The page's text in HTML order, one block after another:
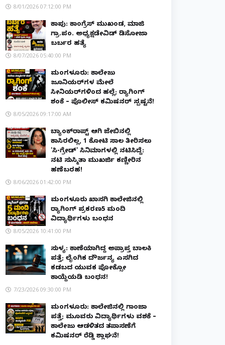
8/01/2026 07:12:00 PM
ಕಾಪು: ಕಾಂಗ್ರೆಸ್ ಮುಖಂಡ, ಮಾಜಿ
ಗ್ರಾ.ಪಂ. ಅಧ್ಯಕ್ಷಡೇವಿಡ್ ಡಿಸೋಜಾ
ಬರ್ಬರ ಹತ್ಯೆ
8/07/2026 05:40:00 PM
ಮಂಗಳೂರು: ಕಾಲೇಜು
ಜೂನಿಯರ್‌ಗಳ ಮೇಲೆ
ಸೀನಿಯರ್‌ಗಳಿಂದ ಹಲ್ಲೆ; ರ‌್ಯಾಗಿಂಗ್
ಶಂಕೆ – ಪೊಲೀಸ್ ಕಮಿಷನರ್ ಸ್ಪಷ್ಟನೆ!
8/05/2026 09:17:00 AM
ಬ್ಯಾಂಕ್‌ರಾಪ್ಟ್‌ ಆಗಿ ಜೇಬಿನಲ್ಲಿ
ಕಾಸಿರಲಿಲ್ಲ, ₹1 ಕೋಟಿ ಸಾಲ ತೀರಿಸಲು
'ಸಿ-ಗ್ರೇಡ್' ಸಿನಿಮಾಗಳಲ್ಲಿ ನಟಿಸಿದ್ದೆ:
ನಟಿ ಸುಸ್ಮಿತಾ ಮುಖರ್ಜಿ ಕಣ್ಣೀರಿನ
ಹಣೆಬರಹ!
8/06/2026 01:42:00 PM
ಮಂಗಳೂರು ಖಾಸಗಿ ಕಾಲೇಜಿನಲ್ಲಿ
ರ‌್ಯಾಗಿಂಗ್ ಪ್ರಕರಣ5 ಮಂದಿ
ವಿದ್ಯಾರ್ಥಿಗಳು ಬಂಧನ
8/05/2026 10:41:00 PM
ಸುಳ್ಯ: ಕಾಣೆಯಾಗಿದ್ದ ಅಪ್ರಾಪ್ತ ಬಾಲಕಿ
ಪತ್ತೆ; ಲೈಂಗಿಕ ದೌರ್ಜನ್ಯ ಎಸಗಿದ
ಕಡಬದ ಯುವಕ ಪೋಕ್ಸೋ
ಕಾಯ್ದೆಯಡಿ ಬಂಧನ!
7/23/2026 09:30:00 PM
ಮಂಗಳೂರು: ಕಾಲೇಜಿನಲ್ಲಿ ಗಾಂಜಾ
ಪತ್ತೆ; ಮೂವರು ವಿದ್ಯಾರ್ಥಿಗಳು ವಶಕ್ಕೆ –
ಕಾಲೇಜು ಆಡಳಿತದ ತಪಾಸಣೆಗೆ
ಕಮಿಷನರ್ ರೆಡ್ಡಿ ಶ್ಲಾಘನೆ!